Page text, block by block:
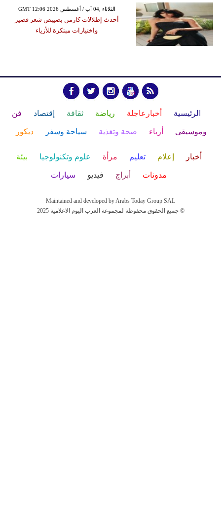
GMT 12:06 2026 الثلاثاء ,04 آب / أغسطس
أحدث إطلالات كارمن بصيبص شعر قصير
واختيارات مبتكرة للأزياء
الرئيسية أخبارعاجلة رياضة ثقافة إقتصاد فن
وموسيقى أزياء صحة وتغذية سياحة وسفر ديكور
أخبار إعلام تعليم مرأة علوم وتكنولوجيا بيئة
مدونات أبراج فيديو سيارات
Maintained and developed by Arabs Today Group SAL
جميع الحقوق محفوظة لمجموعة العرب اليوم الاعلامية 2025 ©